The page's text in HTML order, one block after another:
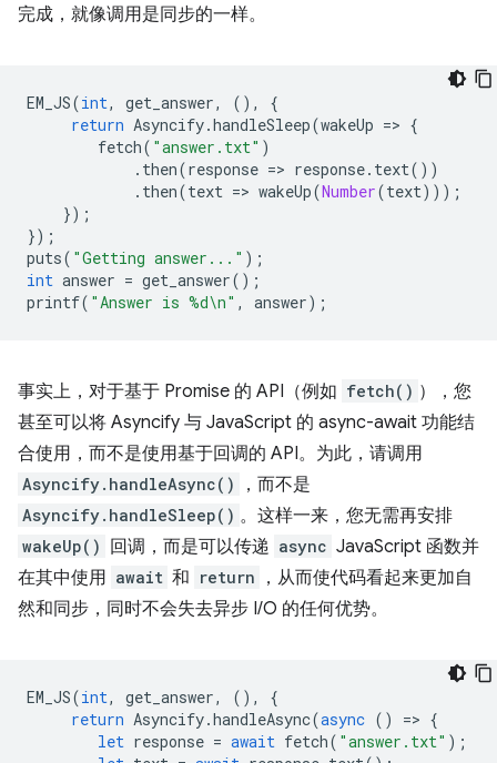
完成，就像调用是同步的一样。
EM_JS(int, get_answer, (),
{
return Asyncify.handleSleep(wakeUp => {
fetch( "answer.txt" )
. then(response => response. text())
. then(text => wakeUp(Number(text)));
});
});
puts( "Getting answer..." );
int answer = get_answer();
printf( "Answer is %d\n" , answer);
事实上，对于基于 Promise 的 API（例如 fetch() ），您
甚至可以将 Asyncify 与 JavaScript 的 async-await 功能结
合使用，而不是使用基于回调的 API。为此，请调用
Asyncify.handleAsync() ，而不是
Asyncify.handleSleep() 。这样一来，您无需再安排
wakeUp() 回调，而是可以传递 async JavaScript 函数并
在其中使用 await 和 return
，从而使代码看起来更加自
然和同步，同时不会失去异步 I/O 的任何优势。
EM_JS(int, get_answer, (),
{
return Asyncify.handleAsync(async () => {
let response = await fetch( "answer.txt" );